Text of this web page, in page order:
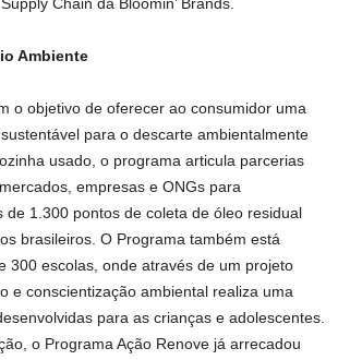
Ambiente
o objetivo de oferecer ao consumidor uma
para o descarte ambientalmente
usado, o programa articula parcerias
empresas e ONGs para
de 1.300 pontos de coleta de óleo residual
brasileiros. O Programa também está
300 escolas, onde através de um projeto
e conscientização ambiental realiza uma
para as crianças e adolescentes.
o Programa Ação Renove já arrecadou